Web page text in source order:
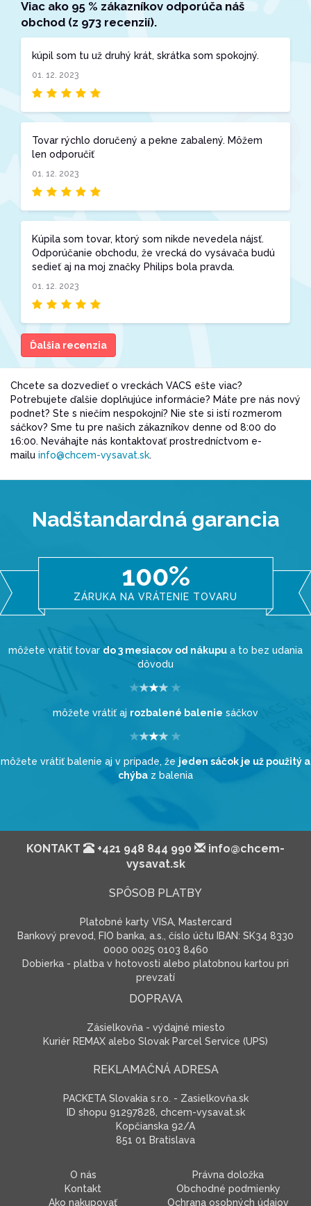
Viac ako 95 % zákazníkov odporúča náš
obchod (z 973 recenzií).
kúpil som tu už druhý krát, skrátka som spokojný.
01. 12. 2023
Tovar rýchlo doručený a pekne zabalený. Môžem
len odporučiť
01. 12. 2023
Kúpila som tovar, ktorý som nikde nevedela nájsť.
Odporúčanie obchodu, že vrecká do vysávača budú
sedieť aj na moj značky Philips bola pravda.
01. 12. 2023
Ďalšia recenzia
Chcete sa dozvedieť o vreckách VACS ešte viac?
Potrebujete ďalšie doplňujúce informácie? Máte pre nás nový
podnet? Ste s niečím nespokojní? Nie ste si istí rozmerom
sáčkov? Sme tu pre našich zákazníkov denne od 8:00 do
16:00. Neváhajte nás kontaktovať prostredníctvom e-
mailu info@chcem-vysavat.sk.
Nadštandardná garancia
100%
ZÁRUKA NA VRÁTENIE TOVARU
môžete vrátiť tovar do 3 mesiacov od nákupu a to bez udania
dôvodu
môžete vrátiť aj rozbalené balenie sáčkov
môžete vrátiť balenie aj v prípade, že jeden sáčok je už použitý a
chýba z balenia
KONTAKT +421 948 844 990
info@chcem-
vysavat.sk
SPÔSOB PLATBY
Platobné karty VISA, Mastercard
Bankový prevod, FIO banka, a.s., číslo účtu IBAN: SK34 8330
0000 0025 0103 8460
Dobierka - platba v hotovosti alebo platobnou kartou pri
prevzatí
DOPRAVA
Zásielkovňa - výdajné miesto
Kuriér REMAX alebo Slovak Parcel Service (UPS)
REKLAMAČNÁ ADRESA
PACKETA Slovakia s.r.o. - Zasielkovňa.sk
ID shopu 91297828, chcem-vysavat.sk
Kopčianska 92/A
851 01 Bratislava
O nás
Kontakt
Ako nakupovať
Právna doložka
Obchodné podmienky
Ochrana osobných údajov